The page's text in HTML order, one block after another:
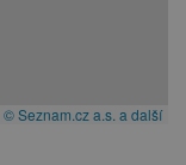
© Seznam.cz a.s. a další